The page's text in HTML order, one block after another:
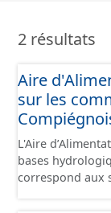
2 résultats
Aire
sur les
L'Aire
bases
correspond aux